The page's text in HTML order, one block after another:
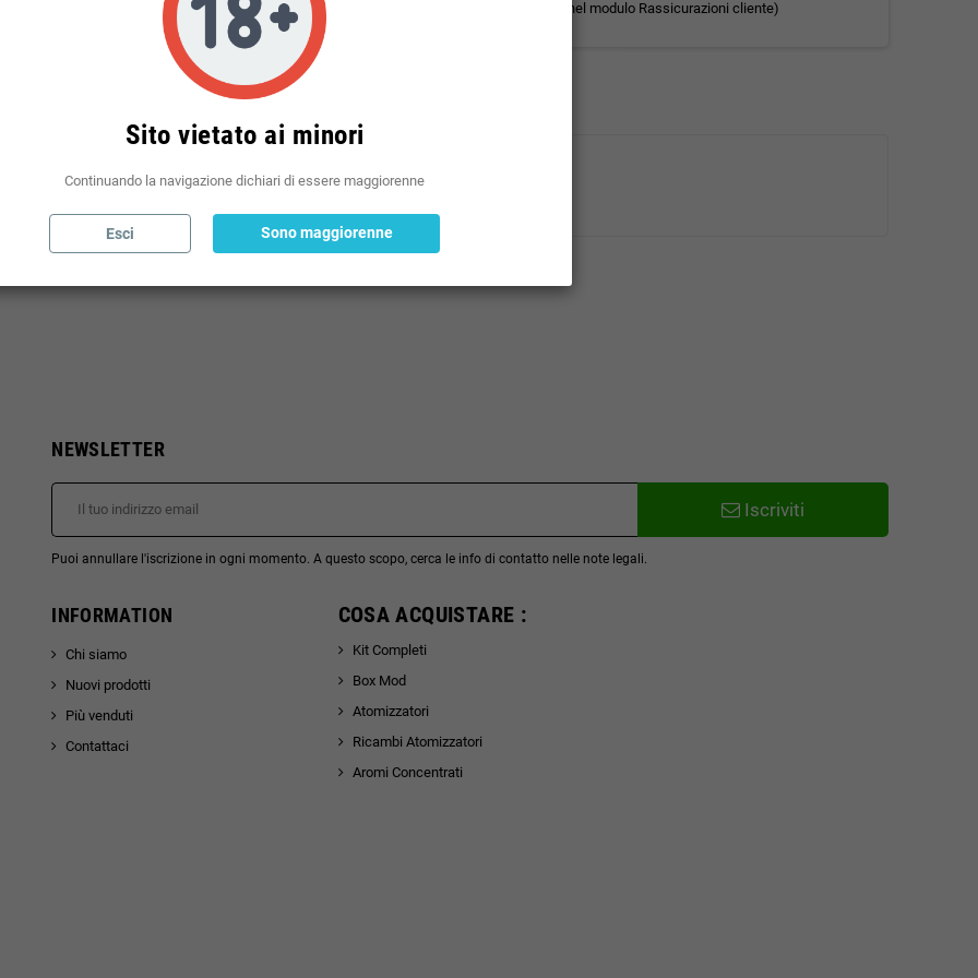
(modificale nel modulo Rassicurazioni cliente)
(modificale nel modulo Rassicurazioni cliente)
10 ML - 30 ML - 60 ML - 100 ML -120 ML
NEWSLETTER
Iscriviti
Puoi annullare l'iscrizione in ogni momento. A questo scopo, cerca le info di contatto nelle note legali.
INFORMATION
Chi siamo
Nuovi prodotti
Più venduti
Contattaci
COSA ACQUISTARE :
Kit Completi
Box Mod
Atomizzatori
Ricambi Atomizzatori
Aromi Concentrati
Sito vietato ai minori
Continuando la navigazione dichiari di essere maggiorenne
Esci Sono maggiorenne